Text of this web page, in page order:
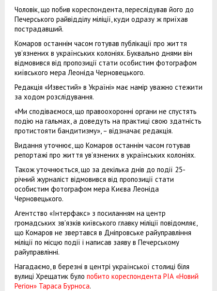
Чоловік, що побив кореспондента, переслідував його до
Печерського райвідділу міліції, куди одразу ж приїхав
пострадавший.
Комаров останнім часом готував публікації про життя
ув’язнених в українських колоніях. Буквально днями він
відмовився від пропозиції стати особистим фотографом
київського мера Леоніда Черновецького.
Редакція «Известий» в Україні» має намір уважно стежити
за ходом розслідування.
«Ми сподіваємося, що правоохоронні органи не спустять
подію на гальмах, а доведуть на практиці свою здатність
протистояти бандитизму», – відзначає редакція.
Видання уточнює, що Комаров останнім часом готував
репортажі про життя ув’язнених в українських колоніях.
Також уточнюється, що за декілька днів до події 25-
річний журналіст відмовився від пропозиції стати
особистим фотографом мера Києва Леоніда
Черновецького.
Агентство «Інтерфакс» з посиланням на центр
громадських зв'язків київського главку міліції повідомляє,
що Комаров не звертався в Дніпровське райуправління
міліції по місцю події і написав заяву в Печерському
райуправлінні.
Нагадаємо, в березні в центрі української столиці біля
вулиці Хрещатик було побито кореспондента РІА «Новий
Регіон» Тараса Бурноса.